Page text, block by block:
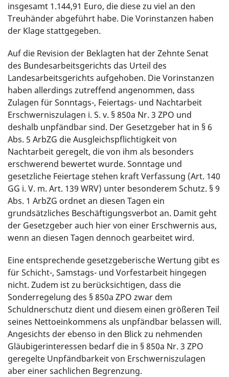
insgesamt 1.144,91 Euro, die diese zu viel an den
Treuhänder abgeführt habe. Die Vorinstanzen haben
der Klage stattgegeben.
Auf die Revision der Beklagten hat der Zehnte Senat
des Bundesarbeitsgerichts das Urteil des
Landesarbeitsgerichts aufgehoben. Die Vorinstanzen
haben allerdings zutreffend angenommen, dass
Zulagen für Sonntags-, Feiertags- und Nachtarbeit
Erschwerniszulagen i. S. v. § 850a Nr. 3 ZPO und
deshalb unpfändbar sind. Der Gesetzgeber hat in § 6
Abs. 5 ArbZG die Ausgleichspflichtigkeit von
Nachtarbeit geregelt, die von ihm als besonders
erschwerend bewertet wurde. Sonntage und
gesetzliche Feiertage stehen kraft Verfassung (Art. 140
GG i. V. m. Art. 139 WRV) unter besonderem Schutz. § 9
Abs. 1 ArbZG ordnet an diesen Tagen ein
grundsätzliches Beschäftigungsverbot an. Damit geht
der Gesetzgeber auch hier von einer Erschwernis aus,
wenn an diesen Tagen dennoch gearbeitet wird.
Eine entsprechende gesetzgeberische Wertung gibt es
für Schicht-, Samstags- und Vorfestarbeit hingegen
nicht. Zudem ist zu berücksichtigen, dass die
Sonderregelung des § 850a ZPO zwar dem
Schuldnerschutz dient und diesem einen größeren Teil
seines Nettoeinkommens als unpfändbar belassen will.
Angesichts der ebenso in den Blick zu nehmenden
Gläubigerinteressen bedarf die in § 850a Nr. 3 ZPO
geregelte Unpfändbarkeit von Erschwerniszulagen
aber einer sachlichen Begrenzung.